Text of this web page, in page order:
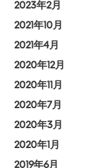
2023年2月
2021年10月
2021年4月
2020年12月
2020年11月
2020年7月
2020年3月
2020年1月
2019年6月